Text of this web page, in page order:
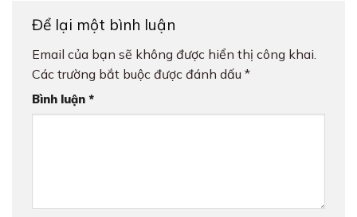
Để lại một bình luận
Email của bạn sẽ không được hiển thị công khai.
Các trường bắt buộc được đánh dấu *
Bình luận *